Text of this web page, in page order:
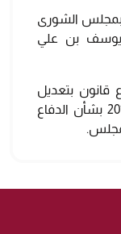
بمجلس الشورى
يوسف بن علي
قانون بتعديل
بعض أحكام القانون رقم (25) لسنة 2015 بشأن الدفاع